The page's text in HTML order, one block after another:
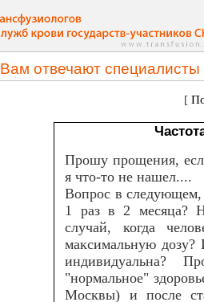
Вам отвечают специалисты
[
Прошу прощения,
я что-то не нашел....
Вопрос в следующем,
1 раз в 2 месяца?
случай, когда
максимальную дозу?
индивидуальна?
"нормальное"
Москвы) и после